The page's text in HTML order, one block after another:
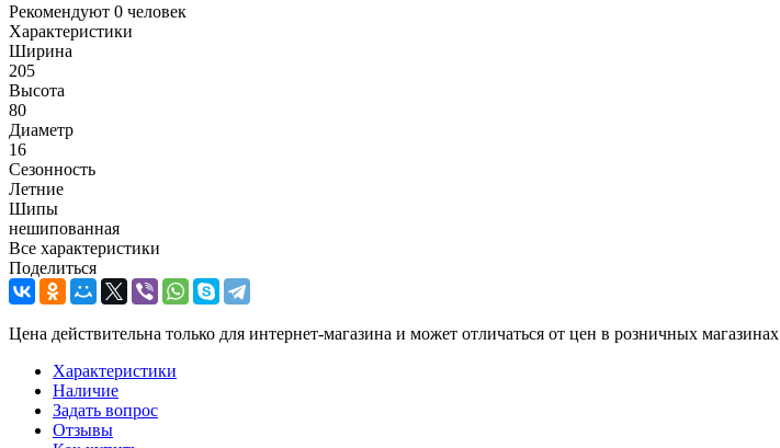
Рекомендуют 0 человек
Характеристики
Ширина
205
Высота
80
Диаметр
16
Сезонность
Летние
Шипы
нешипованная
Все характеристики
Поделиться
Цена действительна только для интернет-магазина и может отличаться от цен в розничных магазинах
Характеристики
Наличие
Задать вопрос
Отзывы